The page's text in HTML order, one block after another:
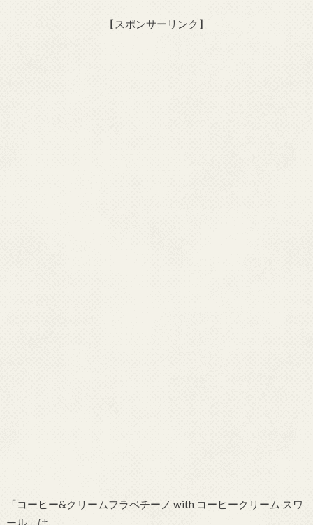
【スポンサーリンク】
「コーヒー&クリームフラペチーノ with コーヒークリーム スワ
ール」は、